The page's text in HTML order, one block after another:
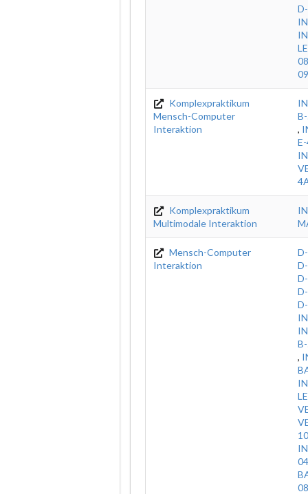
Komplexpraktikum
Mensch-Computer
Interaktion
,
Komplexpraktikum
Multimodale Interaktion
Mensch-Computer
Interaktion
,
10